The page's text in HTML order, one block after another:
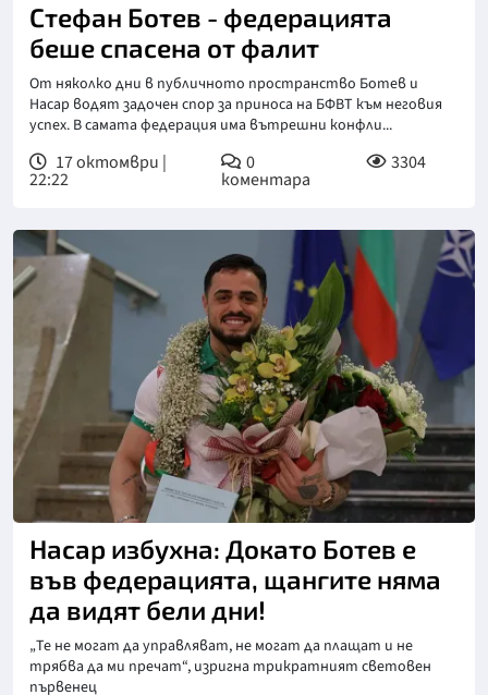
Стефан Ботев - федерацията
беше спасена от фалит
От няколко дни в публичното пространство Ботев и
Насар водят задочен спор за приноса на БФВТ към неговия
успех. В самата федерация има вътрешни конфли...
17 октомври |
22:22
0
коментара
3304
Снимка: БТА
Насар избухна: Докато Ботев е
във федерацията, щангите няма
да видят бели дни!
„Те не могат да управляват, не могат да плащат и не
трябва да ми пречат“, изригна трикратният световен
първенец